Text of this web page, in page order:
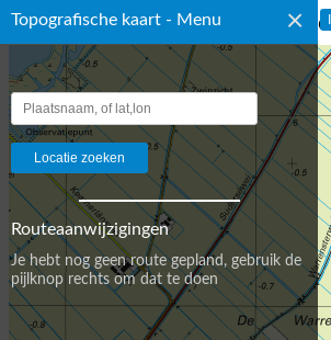
Topografische kaart - Menu ×
Routeaanwijzigingen
Je hebt nog geen route gepland, gebruik de
pijlknop rechts om dat te doen
☰ Topografische Kaart Nederland